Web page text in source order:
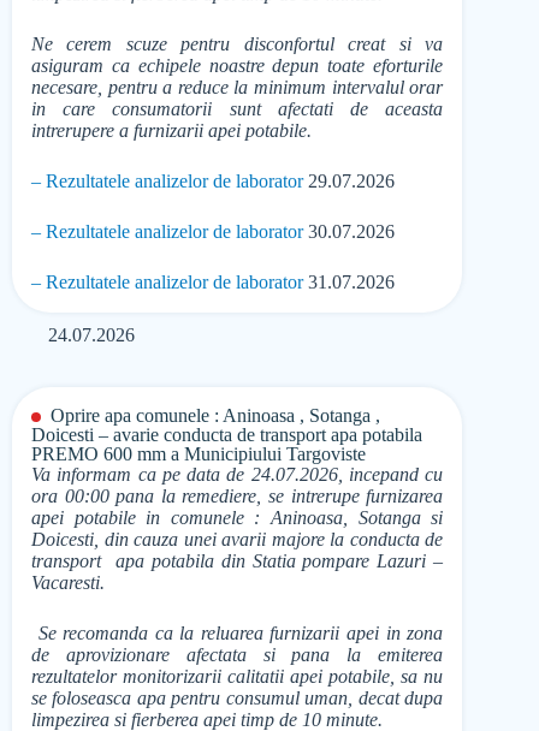
Ne cerem scuze pentru disconfortul creat si va
asiguram ca echipele noastre depun toate eforturile
necesare, pentru a reduce la minimum intervalul orar
in care consumatorii sunt afectati de aceasta
intrerupere a furnizarii apei potabile.
– Rezultatele analizelor de laborator29.07.2026
– Rezultatele analizelor de laborator30.07.2026
– Rezultatele analizelor de laborator31.07.2026
24.07.2026
Oprire apa comunele : Aninoasa , Sotanga ,
Doicesti – avarie conducta de transport apa potabila
PREMO 600 mm a Municipiului Targoviste
Va informam ca pe data de 24.07.2026, incepand cu
ora 00:00 pana la remediere, se intrerupe furnizarea
apei potabile in comunele : Aninoasa, Sotanga si
Doicesti, din cauza unei avarii majore la conducta de
transport apa potabila din Statia pompare Lazuri –
Vacaresti.
Se recomanda ca la reluarea furnizarii apei in zona
de aprovizionare afectata si pana la emiterea
rezultatelor monitorizarii calitatii apei potabile, sa nu
se foloseasca apa pentru consumul uman, decat dupa
limpezirea si fierberea apei timp de 10 minute.